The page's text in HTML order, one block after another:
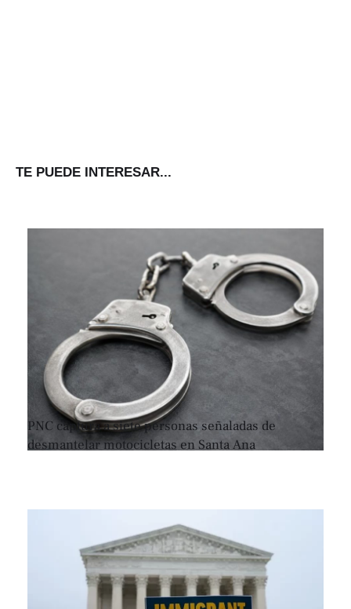
TE PUEDE INTERESAR...
PNC captura a siete personas señaladas de
desmantelar motocicletas en Santa Ana